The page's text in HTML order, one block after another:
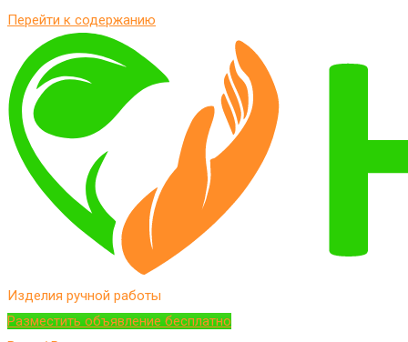
Перейти к содержанию
Изделия ручной работы
Разместить объявление бесплатно